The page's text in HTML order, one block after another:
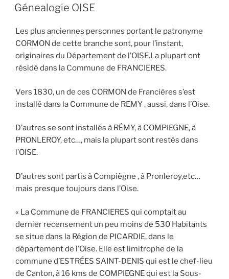
LE
Génealogie OISE
Les plus anciennes personnes portant le patronyme
CORMON de cette branche sont, pour l’instant,
originaires du Département de l’OISE.La plupart ont
résidé dans la Commune de FRANCIERES.
Vers 1830, un de ces CORMON de Francières s’est
installé dans la Commune de REMY , aussi, dans l’Oise.
D’autres se sont installés à RÉMY, à COMPIEGNE, à
PRONLEROY, etc…, mais la plupart sont restés dans
l’OISE.
D’autres sont partis à Compiègne , à Pronleroy,etc…
mais presque toujours dans l’Oise.
« La Commune de FRANCIERES qui comptait au
dernier recensement un peu moins de 530 Habitants
se situe dans la Région de PICARDIE, dans le
département de l’Oise. Elle est limitrophe de la
commune d’ESTRÉES SAINT-DENIS qui est le chef-lieu
de Canton, à 16 kms de COMPIEGNE qui est la Sous-